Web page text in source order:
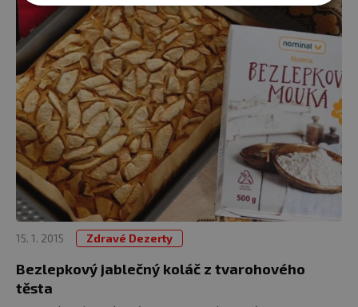
15. 1. 2015 Zdravé Dezerty
Bezlepkový jablečný koláč z tvarohového
těsta